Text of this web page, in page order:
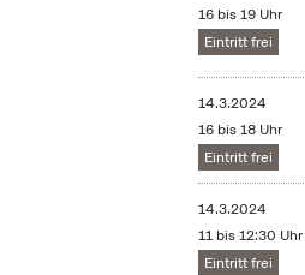
16 bis 19 Uhr
Eintritt frei
14.3.2024
16 bis 18 Uhr
Eintritt frei
14.3.2024
11 bis 12:30 Uhr
Eintritt frei